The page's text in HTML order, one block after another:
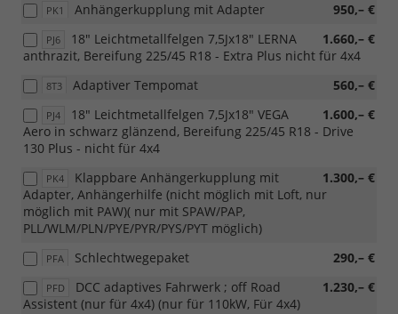
PK1 950,– €
Anhängerkupplung mit Adapter
PJ6 1.660,– €
18" Leichtmetallfelgen 7,5Jx18" LERNA
anthrazit, Bereifung 225/45 R18 - Extra Plus nicht für 4x4
8T3 560,– €
Adaptiver Tempomat
PJ4 1.600,– €
18" Leichtmetallfelgen 7,5Jx18" VEGA
Aero in schwarz glänzend, Bereifung 225/45 R18 - Drive
130 Plus - nicht für 4x4
PK4 1.300,– €
Klappbare Anhängerkupplung mit
Adapter, Anhängerhilfe (nicht möglich mit Loft, nur
möglich mit PAW)( nur mit SPAW/PAP,
PLL/WLM/PLN/PYE/PYR/PYS/PYT möglich)
PFA 290,– €
Schlechtwegepaket
PFD 1.230,– €
DCC adaptives Fahrwerk ; off Road
Assistent (nur für 4x4) (nur für 110kW, Für 4x4)